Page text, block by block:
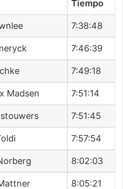
Tiempo
7:38:48
7:46:39
7:49:18
Madsen 7:51:14
7:51:45
7:57:54
8:02:03
8:05:21